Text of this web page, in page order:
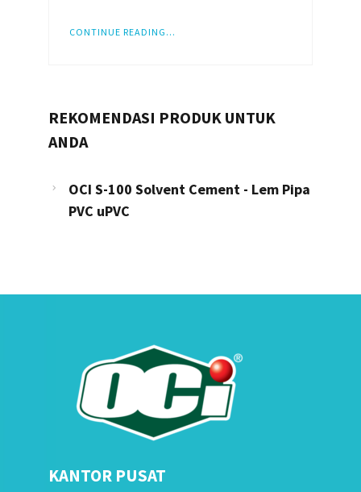
CONTINUE READING...
REKOMENDASI PRODUK UNTUK
ANDA
OCI S-100 Solvent Cement - Lem Pipa
PVC uPVC
KANTOR PUSAT